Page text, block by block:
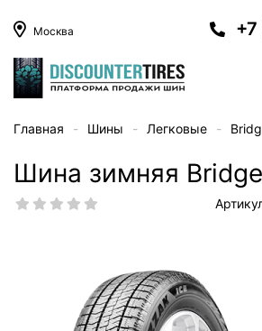
Москва
Главная Шины Легковые
Шина зимняя